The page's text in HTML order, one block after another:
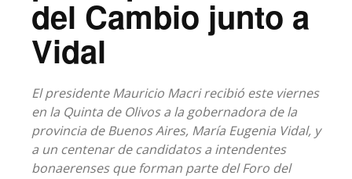
del Cambio junto a
Vidal
El presidente Mauricio Macri recibió este viernes
en la Quinta de Olivos a la gobernadora de la
provincia de Buenos Aires, María Eugenia Vidal, y
a un centenar de candidatos a intendentes
bonaerenses que forman parte del Foro del